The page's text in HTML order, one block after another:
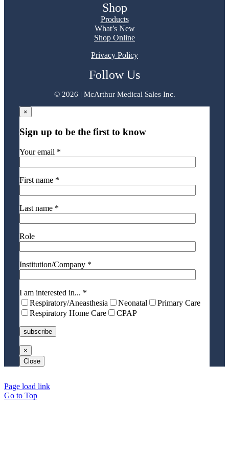
Shop
Products
What’s New
Shop Online
Privacy Policy
Follow Us
© 2026 | McArthur Medical Sales Inc.
×
Sign up to be the first to know
Your email *
First name *
Last name *
Role
Institution/Company *
I am interested in... *
Respiratory/Aneasthesia
Neonatal
Primary Care
Respiratory Home Care
CPAP
×
Close
Page load link
Go to Top